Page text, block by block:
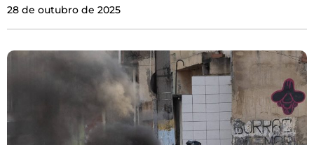
28 de outubro de 2025